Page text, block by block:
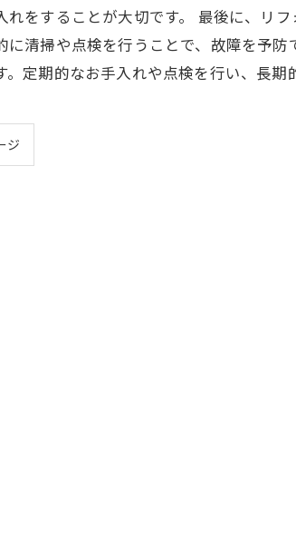
れをすることが大切です。 最後に、リ
に清掃や点検を行うことで、故障を予
。定期的なお手入れや点検を行い、長期
ジ